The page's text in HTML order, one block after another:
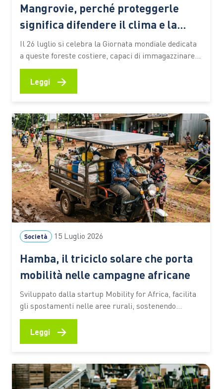
Mangrovie, perché proteggerle
significa difendere il clima e la
biodiversità
Il 26 luglio si celebra la Giornata mondiale dedicata
a queste foreste costiere, capaci di immagazzinare
CO2, attenuare gli effetti degli eventi estremi e
sostenere la vita e le economie di milioni di persone
territori…
Leggi →
Società 15 Luglio 2026
Hamba, il triciclo solare che porta
mobilità nelle campagne africane
Sviluppato dalla startup Mobility for Africa, facilita
gli spostamenti nelle aree rurali, sostenendo
agricoltura, imprenditoria locale, inclusione
femminile e riduzione delle emissioni In molte aree
gestisce una piccola attività commerciale o deve
raggiungere scuole e servizi…
Leggi →